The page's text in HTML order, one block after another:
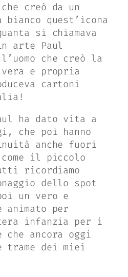
creò da un
quest’icona
si chiamava
arte Paul
che creò la
e propria
cartoni
ha dato vita a
che poi hanno
anche fuori
il piccolo
ricordiamo
dello spot
un vero e
animato per
infanzia per i
ancora oggi
dei miei